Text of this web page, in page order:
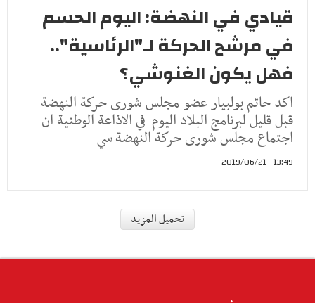
قيادي في النهضة: اليوم الحسم
في مرشح الحركة لـ"الرئاسية"..
فهل يكون الغنوشي؟
اكد حاتم بولبيار عضو مجلس شورى حركة النهضة
قبل قليل لبرنامج البلاد اليوم في الاذاعة الوطنية ان
اجتماع مجلس شورى حركة النهضة سي
13:49 - 2019/06/21